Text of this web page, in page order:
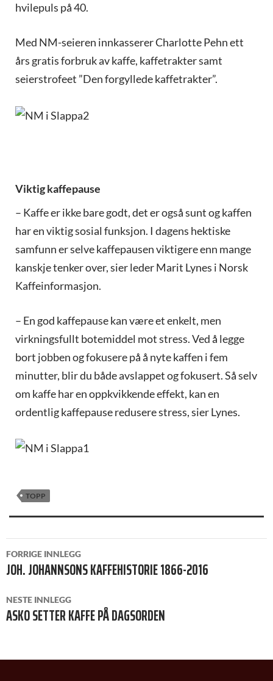
hvilepuls på 40.
Med NM-seieren innkasserer Charlotte Pehn ett
års gratis forbruk av kaffe, kaffetrakter samt
seierstrofeet ”Den forgyllede kaffetrakter”.
Viktig kaffepause
– Kaffe er ikke bare godt, det er også sunt og kaffen
har en viktig sosial funksjon. I dagens hektiske
samfunn er selve kaffepausen viktigere enn mange
kanskje tenker over, sier leder Marit Lynes i Norsk
Kaffeinformasjon.
– En god kaffepause kan være et enkelt, men
virkningsfullt botemiddel mot stress. Ved å legge
bort jobben og fokusere på å nyte kaffen i fem
minutter, blir du både avslappet og fokusert. Så selv
om kaffe har en oppkvikkende effekt, kan en
ordentlig kaffepause redusere stress, sier Lynes.
TOPP
INNLEGGSNAVIGASJON
FORRIGE INNLEGG
JOH. JOHANNSONS KAFFEHISTORIE 1866-2016
NESTE INNLEGG
ASKO SETTER KAFFE PÅ DAGSORDEN